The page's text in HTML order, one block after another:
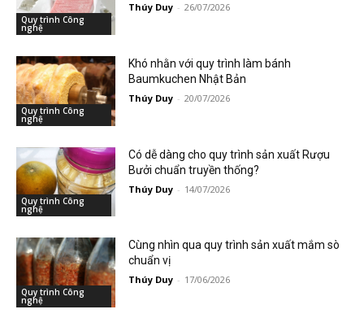
Quy trình Công
nghệ
Thúy Duy - 26/07/2026
Quy trình Công
nghệ
Khó nhằn với quy trình làm bánh
Baumkuchen Nhật Bản
Thúy Duy - 20/07/2026
Quy trình Công
nghệ
Có dễ dàng cho quy trình sản xuất Rượu
Bưởi chuẩn truyền thống?
Thúy Duy - 14/07/2026
Quy trình Công
nghệ
Cùng nhìn qua quy trình sản xuất mắm sò
chuẩn vị
Thúy Duy - 17/06/2026